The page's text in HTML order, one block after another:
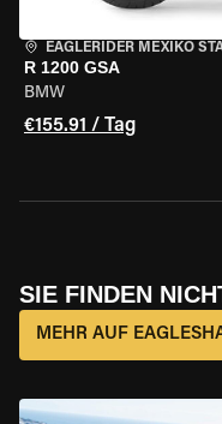
EAGLERIDER MEXIKO
R 1200 GSA
BMW
€155.91 / Tag
SIE FINDEN
MEHR AUF